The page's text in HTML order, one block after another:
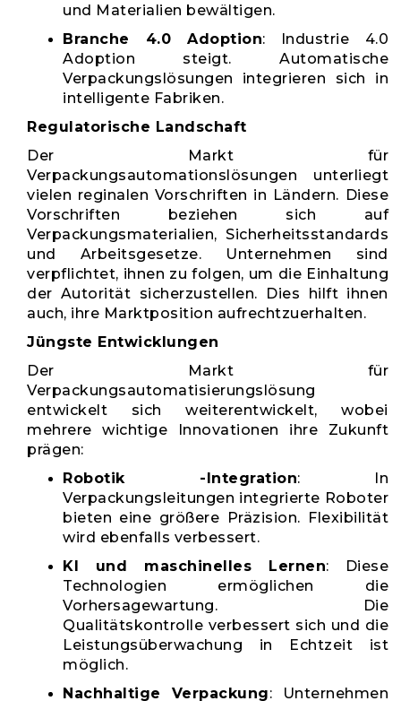
und Materialien bewältigen.
Branche 4.0 Adoption: Industrie 4.0
Adoption steigt. Automatische
Verpackungslösungen integrieren sich in
intelligente Fabriken.
Regulatorische Landschaft
Der Markt für
Verpackungsautomationslösungen unterliegt
vielen reginalen Vorschriften in Ländern. Diese
Vorschriften beziehen sich auf
Verpackungsmaterialien, Sicherheitsstandards
und Arbeitsgesetze. Unternehmen sind
verpflichtet, ihnen zu folgen, um die Einhaltung
der Autorität sicherzustellen. Dies hilft ihnen
auch, ihre Marktposition aufrechtzuerhalten.
Jüngste Entwicklungen
Der Markt für
Verpackungsautomatisierungslösung
entwickelt sich weiterentwickelt, wobei
mehrere wichtige Innovationen ihre Zukunft
prägen:
Robotik -Integration: In
Verpackungsleitungen integrierte Roboter
bieten eine größere Präzision. Flexibilität
wird ebenfalls verbessert.
KI und maschinelles Lernen: Diese
Technologien ermöglichen die
Vorhersagewartung. Die
Qualitätskontrolle verbessert sich und die
Leistungsüberwachung in Echtzeit ist
möglich.
Nachhaltige Verpackung: Unternehmen